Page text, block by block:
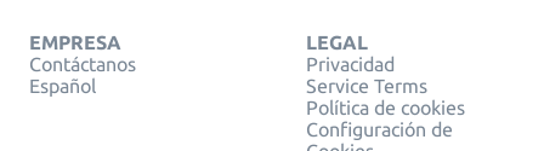
EMPRESA
Contáctanos
Español
LEGAL
Privacidad
Service Terms
Política de cookies
Configuración de